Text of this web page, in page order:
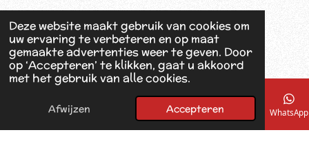
Deze website maakt gebruik van cookies om
uw ervaring te verbeteren en op maat
gemaakte advertenties weer te geven. Door
op ‘Accepteren’ te klikken, gaat u akkoord
met het gebruik van alle cookies.
Afwijzen Accepteren
k
E-mailadres Telefoonnummer Kaart Facebook WhatsApp